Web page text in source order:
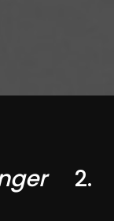
2.